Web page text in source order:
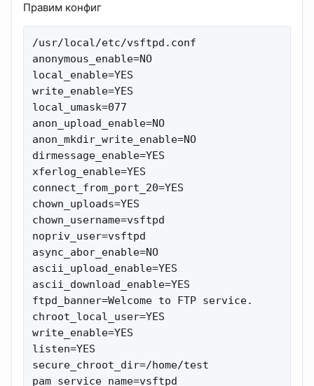
Правим конфиг
/usr/local/etc/vsftpd.conf
anonymous_enable=NO
local_enable=YES
write_enable=YES
local_umask=077
anon_upload_enable=NO
anon_mkdir_write_enable=NO
dirmessage_enable=YES
xferlog_enable=YES
connect_from_port_20=YES
chown_uploads=YES
chown_username=vsftpd
nopriv_user=vsftpd
async_abor_enable=NO
ascii_upload_enable=YES
ascii_download_enable=YES
ftpd_banner=Welcome to FTP service.
chroot_local_user=YES
write_enable=YES
listen=YES
secure_chroot_dir=/home/test
pam_service_name=vsftpd